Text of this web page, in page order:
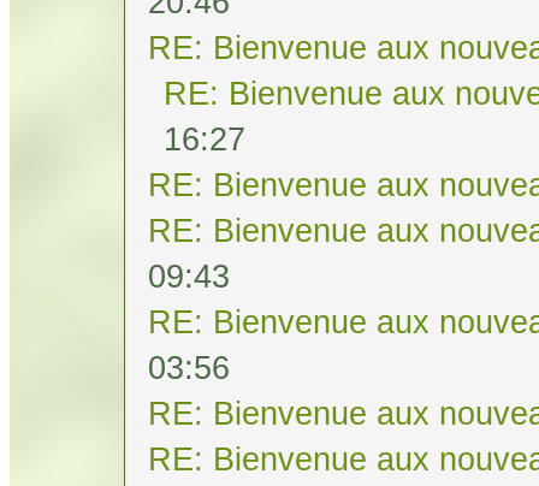
RE: Bienvenue aux
RE: Bienvenue aux
16:27
RE: Bienvenue aux
RE: Bienvenue aux
09:43
RE: Bienvenue aux
03:56
RE: Bienvenue aux
RE: Bienvenue aux